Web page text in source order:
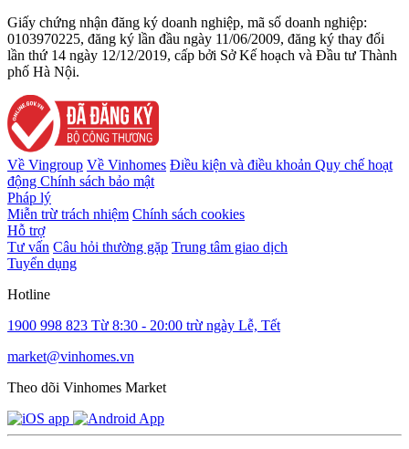
Giấy chứng nhận đăng ký doanh nghiệp, mã số doanh nghiệp:
0103970225, đăng ký lần đầu ngày 11/06/2009, đăng ký thay đổi
lần thứ 14 ngày 12/12/2019, cấp bởi Sở Kế hoạch và Đầu tư Thành
phố Hà Nội.
Về Vingroup Về Vinhomes Điều kiện và điều khoản Quy chế hoạt
động Chính sách bảo mật
Pháp lý
Miễn trừ trách nhiệm Chính sách cookies
Hỗ trợ
Tư vấn Câu hỏi thường gặp Trung tâm giao dịch
Tuyển dụng
Hotline
1900 998 823 Từ 8:30 - 20:00 trừ ngày Lễ, Tết
market@vinhomes.vn
Theo dõi Vinhomes Market